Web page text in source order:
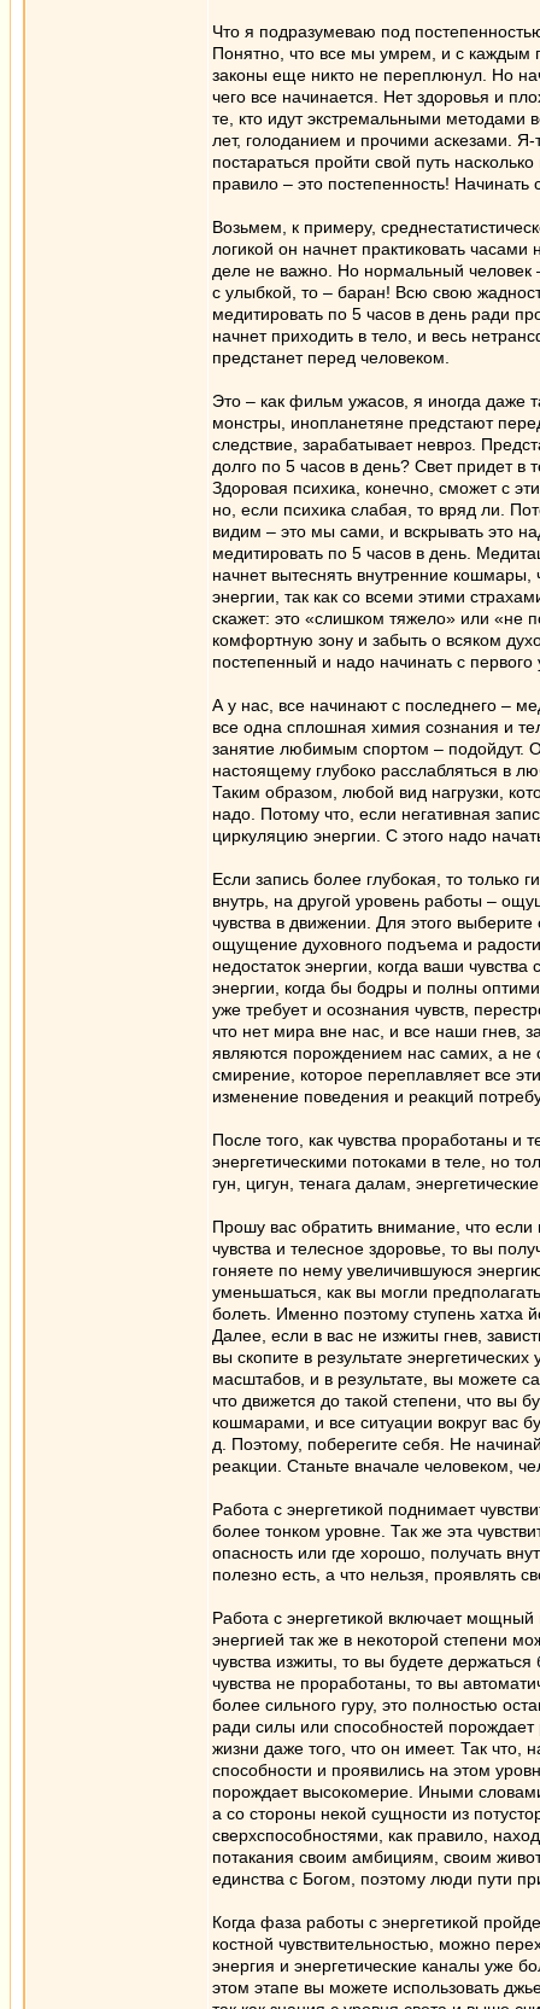
Что я подразумеваю под
Понятно, что все мы умрем, и с каждым
законы еще никто не переплюнул. Но
чего все начинается. Нет здоровья и
те, кто идут экстремальными методами
лет, голоданием и прочими аскезами.
постараться пройти свой путь
правило – это постепенность!
Возьмем, к примеру,
логикой он начнет практиковать
деле не важно. Но нормальный человек
с улыбкой, то – баран! Всю свою
медитировать по 5 часов в день ради
начнет приходить в тело, и весь
предстанет перед человеком.
Это – как фильм ужасов, я иногда даже
монстры, инопланетяне предстают
следствие, зарабатывает невроз.
долго по 5 часов в день? Свет придет в
Здоровая психика, конечно, сможет с
но, если психика слабая, то вряд ли.
видим – это мы сами, и вскрывать это
медитировать по 5 часов в день.
начнет вытеснять внутренние кошмары,
энергии, так как со всеми этими
скажет: это «слишком тяжело» или «не
комфортную зону и забыть о всяком
постепенный и надо начинать с
А у нас, все начинают с последнего –
все одна сплошная химия сознания и
занятие любимым спортом – подойдут.
настоящему глубоко расслабляться в
Таким образом, любой вид нагрузки,
надо. Потому что, если негативная
циркуляцию энергии. С этого надо
Если запись более глубокая, то только
внутрь, на другой уровень работы –
чувства в движении. Для этого
ощущение духовного подъема и
недостаток энергии, когда ваши
энергии, когда бы бодры и полны
уже требует и осознания чувств,
что нет мира вне нас, и все наши гнев,
являются порождением нас самих, а не
смирение, которое переплавляет все
изменение поведения и реакций
После того, как чувства проработаны и
энергетическими потоками в теле, но
гун, цигун, тенага далам,
Прошу вас обратить внимание, что
чувства и телесное здоровье, то вы
гоняете по нему увеличившуюся
уменьшаться, как вы могли
болеть. Именно поэтому ступень хатха
Далее, если в вас не изжиты гнев,
вы скопите в результате
масштабов, и в результате, вы можете
что движется до такой степени, что вы
кошмарами, и все ситуации вокруг вас
д. Поэтому, поберегите себя. Не
реакции. Станьте вначале человеком,
Работа с энергетикой поднимает
более тонком уровне. Так же эта
опасность или где хорошо, получать
полезно есть, а что нельзя, проявлять
Работа с энергетикой включает
энергией так же в некоторой степени
чувства изжиты, то вы будете
чувства не проработаны, то вы
более сильного гуру, это полностью
ради силы или способностей
жизни даже того, что он имеет. Так что,
способности и проявились на этом
порождает высокомерие. Иными
а со стороны некой сущности из
сверхспособностями, как правило,
потакания своим амбициям, своим
единства с Богом, поэтому люди пути
Когда фаза работы с энергетикой
костной чувствительностью, можно
энергия и энергетические каналы уже
этом этапе вы можете использовать